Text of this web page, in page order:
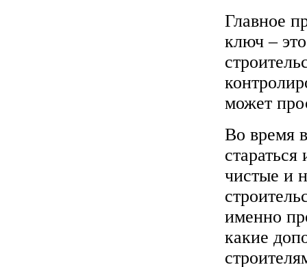
Главное
ключ –
может
Во время
чистые и
именно
какие